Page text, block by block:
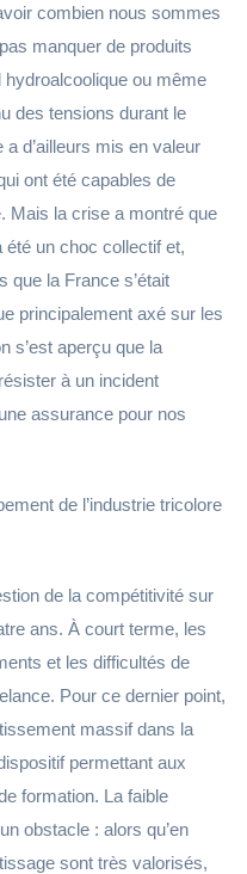
combien nous sommes
manquer de produits
ou même
des tensions durant le
d’ailleurs mis en valeur
ont été capables de
Mais la crise a montré que
été un choc collectif et,
que la France s’était
principalement axé sur les
s’est aperçu que la
à un incident
assurance pour nos
de l’industrie tricolore
de la compétitivité sur
ans. À court terme, les
et les difficultés de
Pour ce dernier point,
massif dans la
permettant aux
formation. La faible
obstacle : alors qu’en
sont très valorisés,